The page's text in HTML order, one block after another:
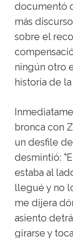
documentó
más
sobre el
ningún otro
historia de
bronca con
un desfile
desmintió:
estaba al
llegué y no
me dijera
asiento
girarse y